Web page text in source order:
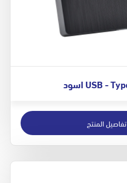
تفاصيل المنتج